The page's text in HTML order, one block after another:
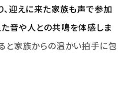
、迎えに来た家族も声で参加
音や人との共鳴を体感しま
と家族からの温かい拍手に包